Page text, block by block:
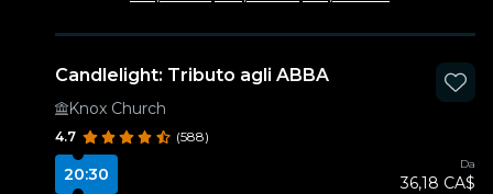
Candlelight: Tributo agli ABBA
Knox Church
4.7 (588)
20:30
Da
36,18 CA$